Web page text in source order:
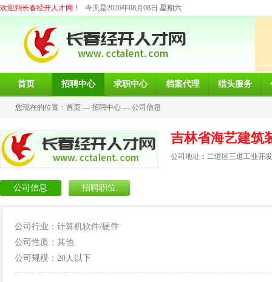
欢迎到长春经开人才网！ 今天是2026年08月08日 星期六
首页 招聘中心 求职中心 档案代理 猎头服务
您现在的位置： 首页 — 招聘中心 — 公司信息
吉林省海艺建筑
公司地址：二道区三道工业开
公司信息 招聘职位
公司行业：计算机软件/硬件
公司性质：其他
公司规模：20人以下